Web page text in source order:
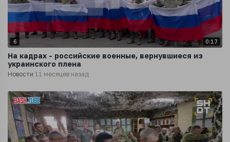
6 0:17
На кадрах - российские военные, вернувшиеся из
украинского плена
Новости 11 месяцев назад